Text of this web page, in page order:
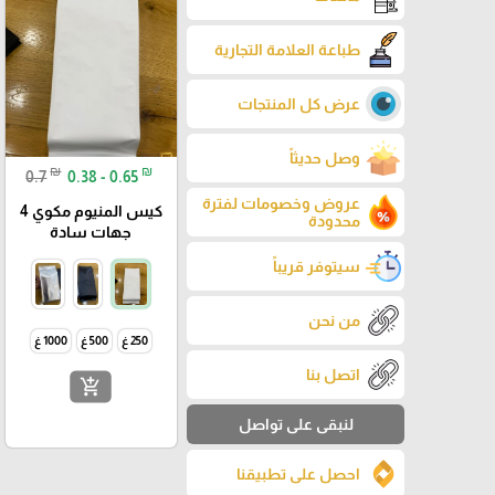
طباعة العلامة التجارية
عرض كل المنتجات
وصل حديثاً
عروض وخصومات لفترة
محدودة
سيتوفر قريباً
من نحن
اتصل بنا
لنبقى على تواصل
احصل على تطبيقنا
0.7 ₪ 0.38 - 0.65 ₪
كيس المنيوم مكوي 4
جهات سادة
250 غ 500 غ 1000 غ
add_shopping_cart